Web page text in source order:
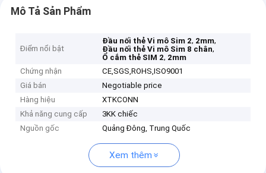
Mô Tả Sản Phẩm
Điểm nổi bật
Đầu nối thẻ Vi mô Sim 2, 2mm,
Đầu nối thẻ Vi mô Sim 8 chân,
Ổ cắm thẻ SIM 2, 2mm
Chứng nhận
CE,SGS,ROHS,ISO9001
Giá bán
Negotiable price
Hàng hiệu
XTKCONN
Khả năng cung cấp
3KK chiếc
Nguồn gốc
Quảng Đông, Trung Quốc
Xem thêm